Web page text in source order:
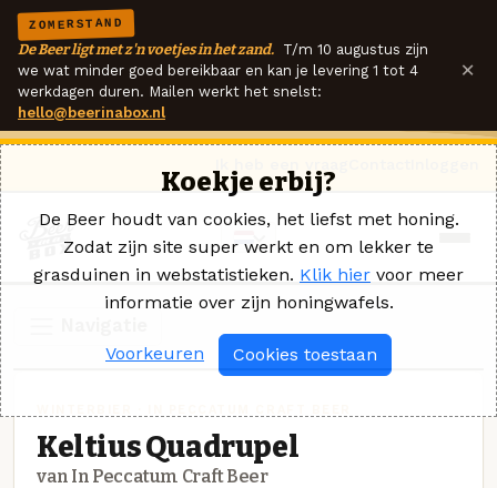
ZOMERSTAND
De Beer ligt met z'n voetjes in het zand. T/m 10 augustus zijn
we wat minder goed bereikbaar en kan je levering 1 tot 4
werkdagen duren. Mailen werkt het snelst:
hello@beerinabox.nl
×
Keltius Quadrupel
van In Peccatum Craft Beer
Koekje erbij?
De Beer houdt van cookies, het liefst met honing.
Zodat zijn site super werkt en om lekker te
grasduinen in webstatistieken. Klik hier voor meer
informatie over zijn honingwafels.
Voorkeuren Cookies toestaan